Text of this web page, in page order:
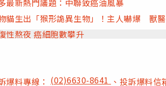
最新熱門議題：中聯致癌油風暴
貓生出「猴形詭異生物」！主人嚇爆 獸
性熬夜 癌細胞數攀升
爆料專線： (02)6630-8641 、投訴爆料